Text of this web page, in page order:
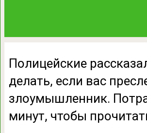
Полицейские
делать, если вас
злоумышленник.
минут, чтобы